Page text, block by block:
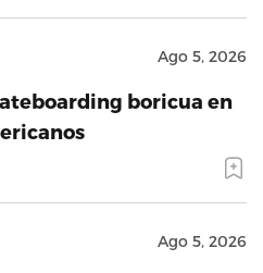
Ago 5, 2026
boricua en
Ago 5, 2026